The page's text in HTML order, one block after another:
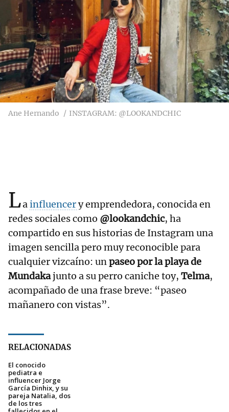
Ane Hernando INSTAGRAM: @LOOKANDCHIC
Lainfluencery emprendedora, conocida en
redes sociales como @lookandchic, ha
compartido en sus historias de Instagram una
imagen sencilla pero muy reconocible para
cualquier vizcaíno: unpaseo por la playa de
Mundakajunto a su perro caniche toy, Telma,
acompañado de una frase breve: “paseo
mañanero con vistas”.
RELACIONADAS
El conocido
pediatra e
influencer Jorge
García Dinhix, y su
pareja Natalia, dos
de los tres